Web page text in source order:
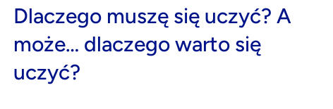
Dlaczego muszę się uczyć? A
może… dlaczego warto się
uczyć?